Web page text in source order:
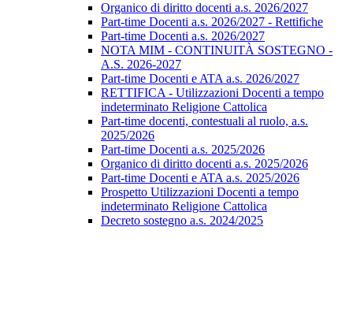
Organico di diritto docenti a.s. 2026/2027
Part-time Docenti a.s. 2026/2027 - Rettifiche
Part-time Docenti a.s. 2026/2027
NOTA MIM - CONTINUITÀ SOSTEGNO -
A.S. 2026-2027
Part-time Docenti e ATA a.s. 2026/2027
RETTIFICA - Utilizzazioni Docenti a tempo
indeterminato Religione Cattolica
Part-time docenti, contestuali al ruolo, a.s.
2025/2026
Part-time Docenti a.s. 2025/2026
Organico di diritto docenti a.s. 2025/2026
Part-time Docenti e ATA a.s. 2025/2026
Prospetto Utilizzazioni Docenti a tempo
indeterminato Religione Cattolica
Decreto sostegno a.s. 2024/2025